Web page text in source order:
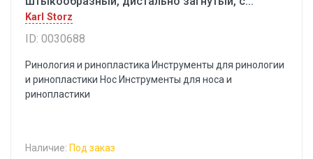
Karl Storz
ID: 0030688
Ринология и ринопластика Инструменты для ринологии
и ринопластики Hoc Инструменты для носа и
ринопластики
Наличие: Под заказ